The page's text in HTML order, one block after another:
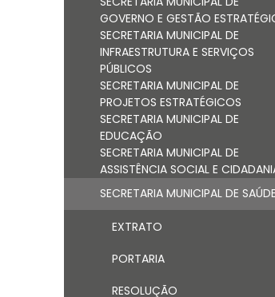
GOVERNO E GESTÃO
SECRETARIA MUNICIPAL DE
INFRAESTRUTURA E SERVIÇOS
PÚBLICOS
SECRETARIA MUNICIPAL DE
PROJETOS ESTRATÉGICOS
SECRETARIA MUNICIPAL DE
EDUCAÇÃO
SECRETARIA MUNICIPAL DE
ASSISTÊNCIA SOCIAL E
SECRETARIA MUNICIPAL DE SAÚDE
EXTRATO
PORTARIA
RESOLUÇÃO